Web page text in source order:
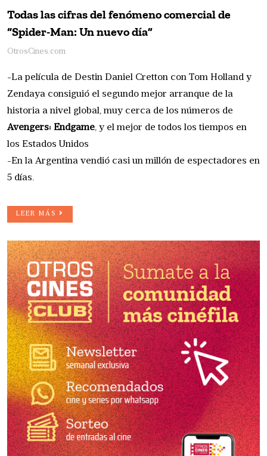
Todas las cifras del fenómeno comercial de
“Spider-Man: Un nuevo día”
OtrosCines.com
-La película de Destin Daniel Cretton con Tom Holland y
Zendaya consiguió el segundo mejor arranque de la
historia a nivel global, muy cerca de los números de
Avengers: Endgame, y el mejor de todos los tiempos en
los Estados Unidos
-En la Argentina vendió casi un millón de espectadores en
5 días.
LEER MÁS